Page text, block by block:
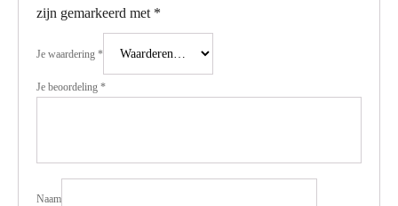
zijn gemarkeerd met *
Je waardering *
Je beoordeling *
Naam